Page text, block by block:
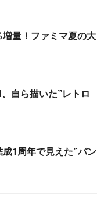
量！ファミマ夏の大
自ら描いた”レトロ
1周年で見えた”バン